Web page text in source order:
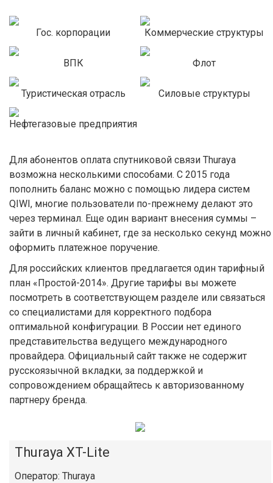
Гос. корпорации Коммерческие структуры
ВПК Флот
Туристическая отрасль Силовые структуры
Нефтегазовые предприятия
Для абонентов оплата спутниковой связи Thuraya
возможна несколькими способами. С 2015 года
пополнить баланс можно с помощью лидера систем
QIWI, многие пользователи по-прежнему делают это
через терминал. Еще один вариант внесения суммы –
зайти в личный кабинет, где за несколько секунд можно
оформить платежное поручение.
Для российских клиентов предлагается один тарифный
план «Простой-2014». Другие тарифы вы можете
посмотреть в соответствующем разделе или связаться
со специалистами для корректного подбора
оптимальной конфигурации. В России нет единого
представительства ведущего международного
провайдера. Официальный сайт также не содержит
русскоязычной вкладки, за поддержкой и
сопровождением обращайтесь к авторизованному
партнеру бренда.
Thuraya XT-Lite
Оператор: Thuraya